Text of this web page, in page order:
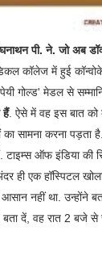
पी. ने. जो अब
कॉलेज में हुई
गोल्ड' मेडल से
हैं. ऐसे में वह इस बात को
सामना करना पड़ता
ऑफ इंडिया की
ही एक हॉस्पिटल
नहीं था. उन्होंने
बता दें, वह रात 2